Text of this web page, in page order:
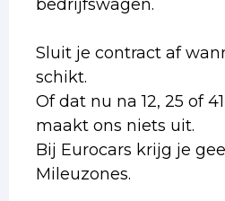
bedrijfswagen.
Sluit je contract af
schikt.
Of dat nu na 12, 25 of
maakt ons niets uit.
Bij Eurocars krijg je
Mileuzones.